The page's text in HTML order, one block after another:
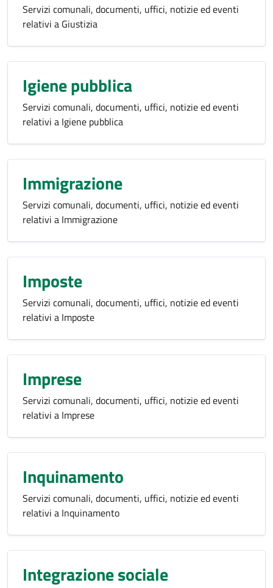
Servizi comunali, documenti, uffici, notizie ed eventi
relativi a Giustizia
Igiene pubblica
Servizi comunali, documenti, uffici, notizie ed eventi
relativi a Igiene pubblica
Immigrazione
Servizi comunali, documenti, uffici, notizie ed eventi
relativi a Immigrazione
Imposte
Servizi comunali, documenti, uffici, notizie ed eventi
relativi a Imposte
Imprese
Servizi comunali, documenti, uffici, notizie ed eventi
relativi a Imprese
Inquinamento
Servizi comunali, documenti, uffici, notizie ed eventi
relativi a Inquinamento
Integrazione sociale